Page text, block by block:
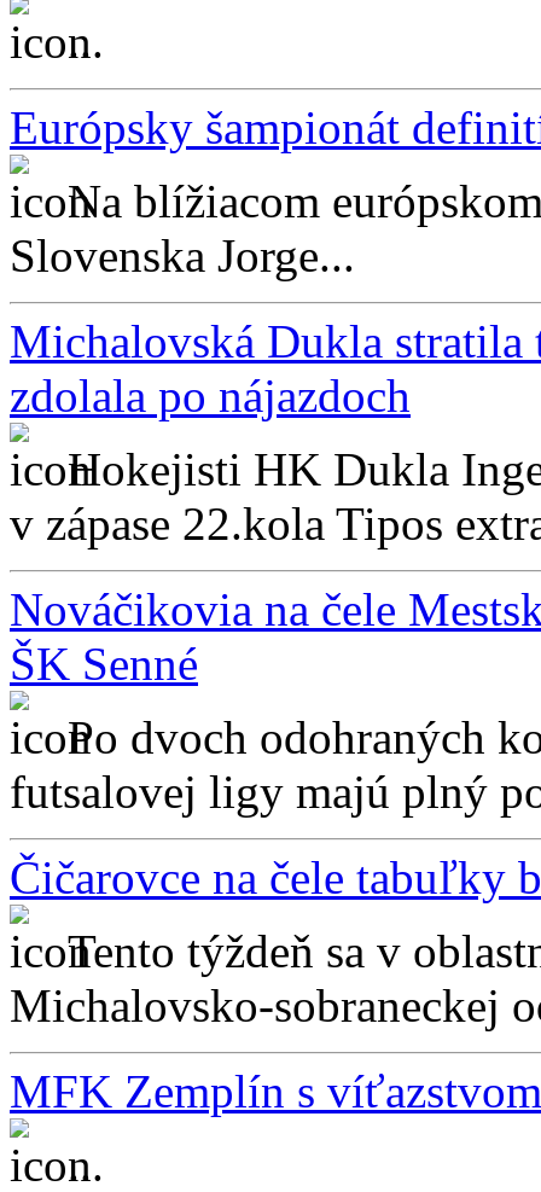
...
Európsky šampionát
Na blížiacom
Slovenska Jorge...
Michalovská Dukla
zdolala po nájazdoch
Hokejisti HK Dukla
v zápase 22.kola Tipos
Nováčikovia na čele
ŠK Senné
Po dvoch odohraných
futsalovej ligy majú plný
Čičarovce na čele tabuľky
Tento týždeň sa v
Michalovsko-sobraneckej
MFK Zemplín s
...